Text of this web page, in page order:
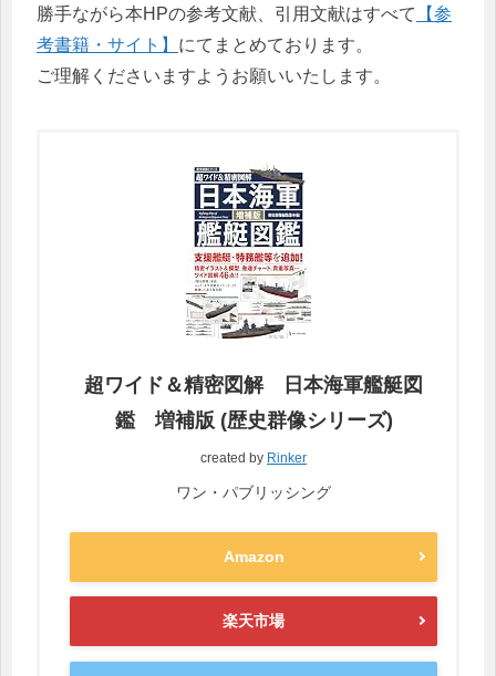
勝手ながら本HPの参考文献、引用文献はすべて
【参
考書籍・サイト】 にてまとめております。
ご理解くださいますようお願いいたします。
超ワイド＆精密図解 日本海軍艦艇図
鑑 増補版 (歴史群像シリーズ)
created by Rinker
ワン・パブリッシング
Amazon
楽天市場